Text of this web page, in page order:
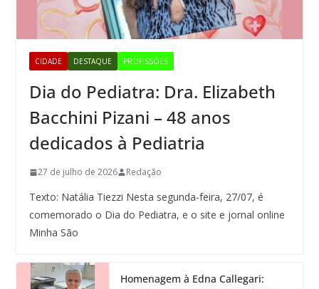
CIDADE DESTAQUE PROFISSÕES
Dia do Pediatra: Dra. Elizabeth
Bacchini Pizani – 48 anos
dedicados à Pediatria
27 de julho de 2026 Redação
Texto: Natália Tiezzi Nesta segunda-feira, 27/07, é
comemorado o Dia do Pediatra, e o site e jornal online
Minha São
Homenagem à Edna Callegari: